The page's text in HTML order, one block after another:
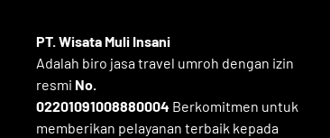
PT. Wisata Muli Insani
Adalah biro jasa travel umroh dengan izin
resmi No.
02201091008880004 Berkomitmen untuk
memberikan pelayanan terbaik kepada